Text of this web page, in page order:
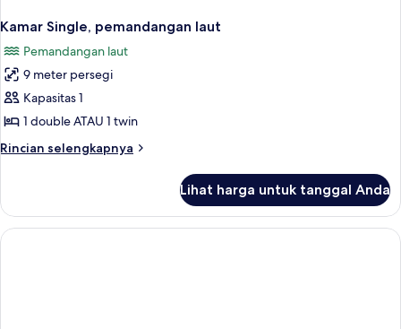
Kamar Single, pemandangan laut
Pemandangan laut
9 meter persegi
Kapasitas 1
1 double ATAU 1 twin
Rincian selengkapnya
Rincian
Kamar
Single,
pemandangan
Lihat harga untuk tanggal Anda